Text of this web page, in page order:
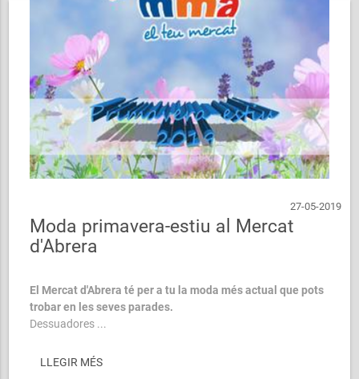
27-05-2019
Moda primavera-estiu al Mercat
d'Abrera
El Mercat d'Abrera té per a tu la moda més actual que pots
trobar en les seves parades.
Dessuadores ...
LLEGIR MÉS